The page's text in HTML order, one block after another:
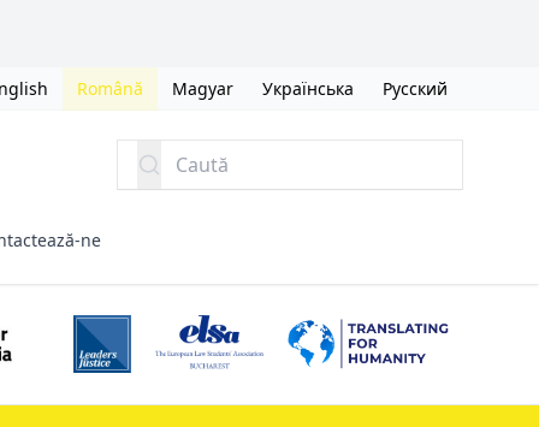
Română Magyar Українська Русский
Caută
ne